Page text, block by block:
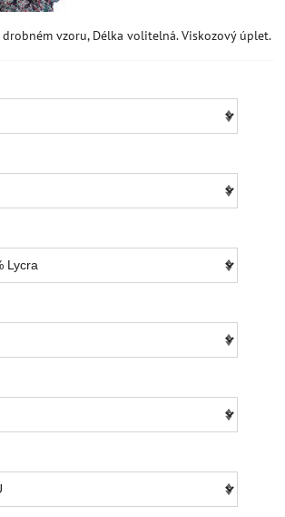
vzoru, Délka volitelná. Viskozový úplet.